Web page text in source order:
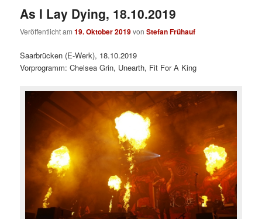
As I Lay Dying, 18.10.2019
Veröffentlicht am19. Oktober 2019vonStefan Frühauf
Saarbrücken (E-Werk), 18.10.2019
Vorprogramm: Chelsea Grin, Unearth, Fit For A King